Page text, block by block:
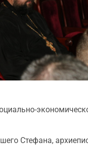
Стефана,